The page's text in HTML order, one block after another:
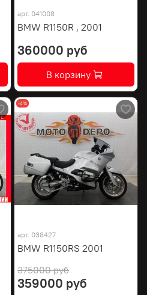
арт. 041008
BMW R1150R , 2001
360000 руб
В корзину
-4%
арт. 038427
BMW R1150RS 2001
375000 руб
359000 руб